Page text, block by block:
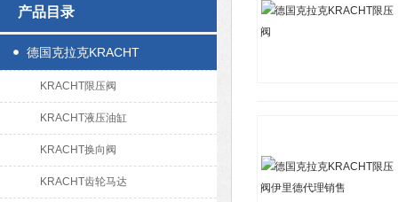
产品目录
德国克拉克KRACHT
KRACHT限压阀
KRACHT液压油缸
KRACHT换向阀
KRACHT齿轮马达